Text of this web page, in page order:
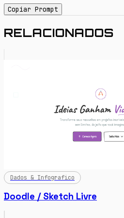
Copiar Prompt
RELACIONADOS
Dados & Infografico
Doodle / Sketch Livre